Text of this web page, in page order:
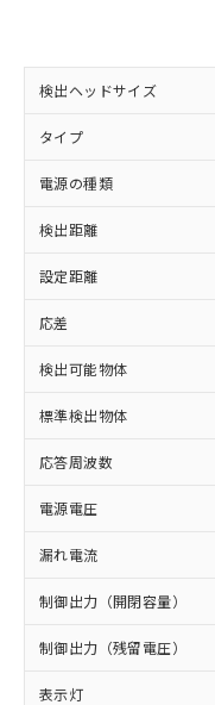
検出ヘッドサイズ
タイプ
電源の種類
検出距離
設定距離
応差
検出可能物体
標準検出物体
応答周波数
電源電圧
漏れ電流
制御出力（開閉容量）
制御出力（残留電圧）
表示灯